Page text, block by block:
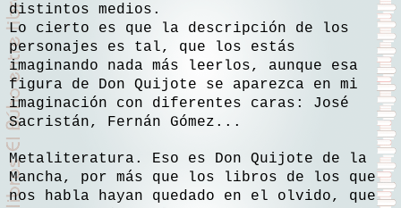
distintos medios.
Lo cierto es que la descripción de los
personajes es tal, que los estás
imaginando nada más leerlos, aunque esa
figura de Don Quijote se aparezca en mi
imaginación con diferentes caras: José
Sacristán, Fernán Gómez...
Metaliteratura. Eso es Don Quijote de la
Mancha, por más que los libros de los que
nos habla hayan quedado en el olvido, que